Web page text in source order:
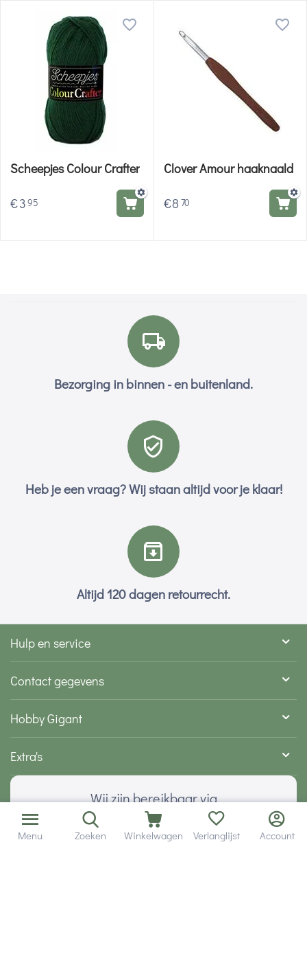
Scheepjes Colour Crafter
€395
Clover Amour haaknaald
€8 70
Bezorging in binnen - en buitenland.
Heb je een vraag? Wij staan altijd voor je klaar!
Altijd 120 dagen retourrecht.
Hulp en service
Contact gegevens
Hobby Gigant
Extra's
Wij zijn bereikbaar via
Menu Zoeken Winkelwagen Verlanglijst Account